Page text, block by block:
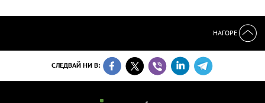
НАГОРЕ
СЛЕДВАЙ НИ В: